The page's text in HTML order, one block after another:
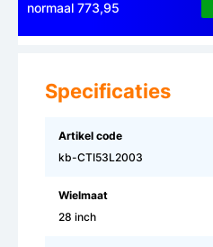
normaal 773,95
Specificaties
Artikel code
kb-CTI53L2003
Wielmaat
28 inch